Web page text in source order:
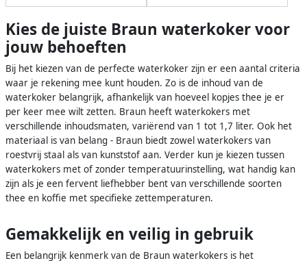
Kies de juiste Braun waterkoker voor
jouw behoeften
Bij het kiezen van de perfecte waterkoker zijn er een aantal criteria
waar je rekening mee kunt houden. Zo is de inhoud van de
waterkoker belangrijk, afhankelijk van hoeveel kopjes thee je er
per keer mee wilt zetten. Braun heeft waterkokers met
verschillende inhoudsmaten, variërend van 1 tot 1,7 liter. Ook het
materiaal is van belang - Braun biedt zowel waterkokers van
roestvrij staal als van kunststof aan. Verder kun je kiezen tussen
waterkokers met of zonder temperatuurinstelling, wat handig kan
zijn als je een fervent liefhebber bent van verschillende soorten
thee en koffie met specifieke zettemperaturen.
Gemakkelijk en veilig in gebruik
Een belangrijk kenmerk van de Braun waterkokers is het